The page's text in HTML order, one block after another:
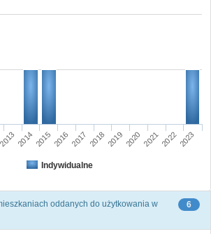
Indywidualne
2013 2014 2015 2016 2017 2018 2019 2020 202120222023
6
oddanych do użytkowania w